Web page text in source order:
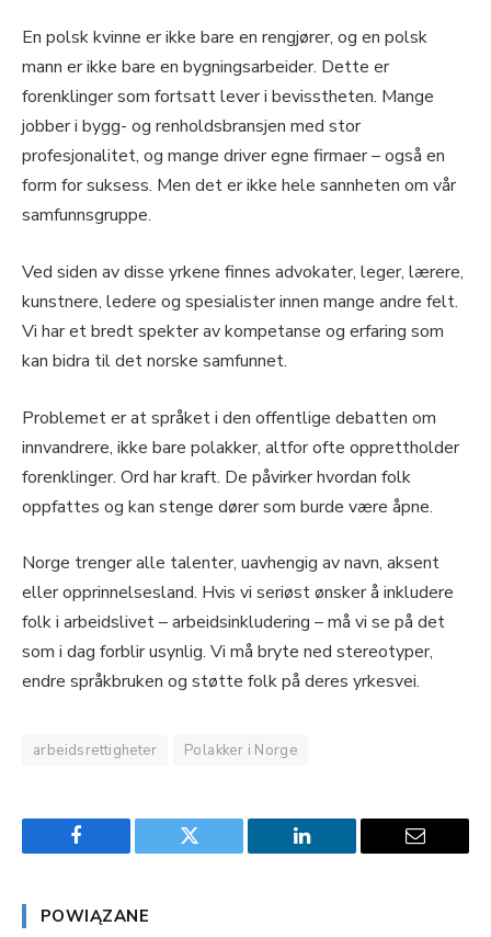
En polsk kvinne er ikke bare en rengjører, og en polsk
mann er ikke bare en bygningsarbeider. Dette er
forenklinger som fortsatt lever i bevisstheten. Mange
jobber i bygg- og renholdsbransjen med stor
profesjonalitet, og mange driver egne firmaer – også en
form for suksess. Men det er ikke hele sannheten om vår
samfunnsgruppe.
Ved siden av disse yrkene finnes advokater, leger, lærere,
kunstnere, ledere og spesialister innen mange andre felt.
Vi har et bredt spekter av kompetanse og erfaring som
kan bidra til det norske samfunnet.
Problemet er at språket i den offentlige debatten om
innvandrere, ikke bare polakker, altfor ofte opprettholder
forenklinger. Ord har kraft. De påvirker hvordan folk
oppfattes og kan stenge dører som burde være åpne.
Norge trenger alle talenter, uavhengig av navn, aksent
eller opprinnelsesland. Hvis vi seriøst ønsker å inkludere
folk i arbeidslivet – arbeidsinkludering – må vi se på det
som i dag forblir usynlig. Vi må bryte ned stereotyper,
endre språkbruken og støtte folk på deres yrkesvei.
arbeidsrettigheter Polakker i Norge
Facebook Twitter LinkedIn Email
POWIĄZANE